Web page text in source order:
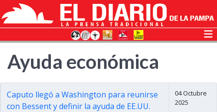
Ayuda económica
Caputo llegó a Washington para reunirse
con Bessent y definir la ayuda de EE.UU.
04 Octubre
2025